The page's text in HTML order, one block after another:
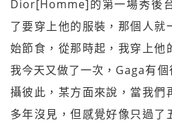
Dior[Homme]的第一場秀後
了要穿上他的服裝，那個人就
始節食，從那時起，我穿上他
我今天又做了一次，Gaga有
攝彼此，某方面來說，當我們
多年沒見，但感覺好像只過了